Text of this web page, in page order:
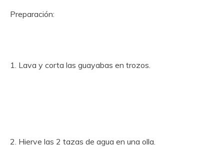
Preparación:
1. Lava y corta las guayabas en trozos.
2. Hierve las 2 tazas de agua en una olla.